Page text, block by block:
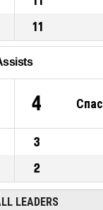
11
4
3
2
LEADERS